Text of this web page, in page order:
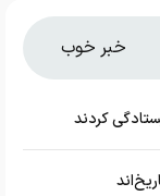
خبر خوب
کردند